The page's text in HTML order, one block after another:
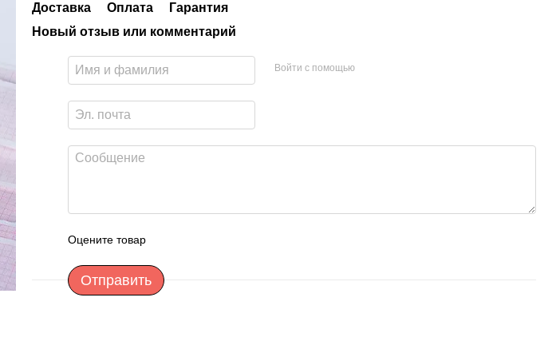
Доставка Оплата
Гарантия
Новый отзыв или комментарий
Войти с помощью
Оцените товар
Отправить